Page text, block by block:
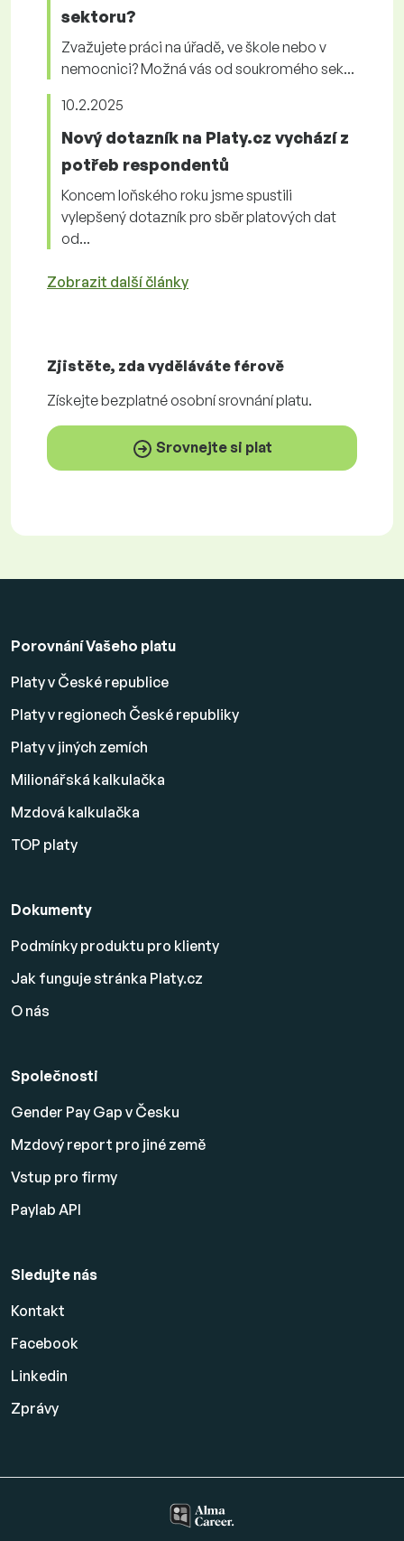
sektoru?
Zvažujete práci na úřadě, ve škole nebo v
nemocnici? Možná vás od soukromého sek...
10.2.2025
Nový dotazník na Platy.cz vychází z
potřeb respondentů
Koncem loňského roku jsme spustili
vylepšený dotazník pro sběr platových dat
od...
Zobrazit další články
Zjistěte, zda vyděláváte férově
Získejtebezplatnéosobní srovnání platu.
Srovnejte si plat
Porovnání Vašeho platu
Platy v České republice
Platy v regionech České republiky
Platy v jiných zemích
Milionářská kalkulačka
Mzdová kalkulačka
TOP platy
Dokumenty
Podmínky produktu pro klienty
Jak funguje stránka Platy.cz
O nás
Společnosti
Gender Pay Gap v Česku
Mzdový report pro jiné země
Vstup pro firmy
Paylab API
Sledujte nás
Kontakt
Facebook
Linkedin
Zprávy